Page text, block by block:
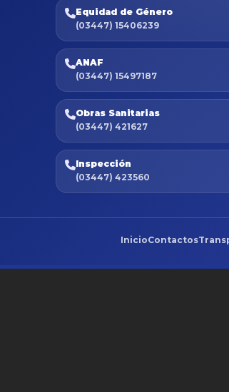
Equidad de Género
(03447) 15406239
ANAF
(03447) 15497187
Obras Sanitarias
(03447) 421627
Inspección
(03447) 423560
InicioContactos